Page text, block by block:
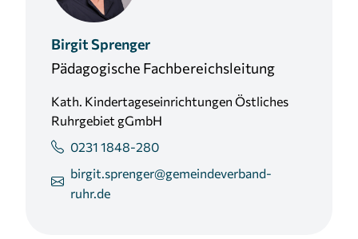
BirgitSprenger
Pädagogische Fachbereichsleitung
Kath. Kindertageseinrichtungen Östliches
Ruhrgebiet gGmbH
0231 1848-280
birgit.sprenger@gemeindeverband-
ruhr.de